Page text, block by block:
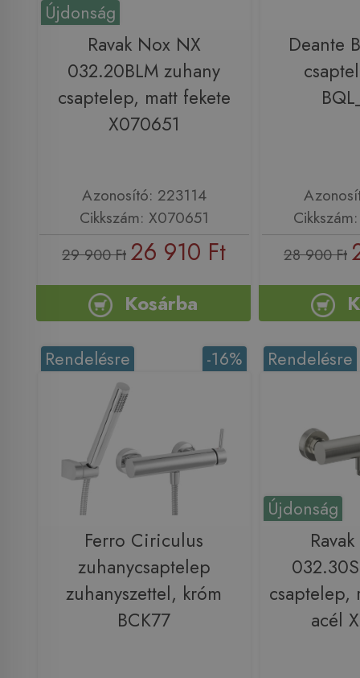
Újdonság
Ravak Nox NX
032.20BLM zuhany
csaptelep, matt fekete
X070651
Azonosító: 223114
Cikkszám: X070651
29 900 Ft 26 910 Ft
Kosárba
Deante
28 900 Ft
-16%
Rendelésre
Ferro Ciriculus
zuhanycsaptelep
zuhanyszettel, króm
BCK77
Újdonság
Rendelésre
csaptelep,
acél